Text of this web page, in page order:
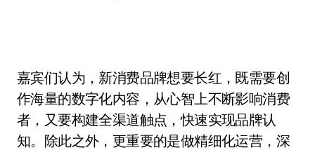
嘉宾们认为，新消费品牌想要长红，既需要创
作海量的数字化内容，从心智上不断影响消费
者，又要构建全渠道触点，快速实现品牌认
知。除此之外，更重要的是做精细化运营，深